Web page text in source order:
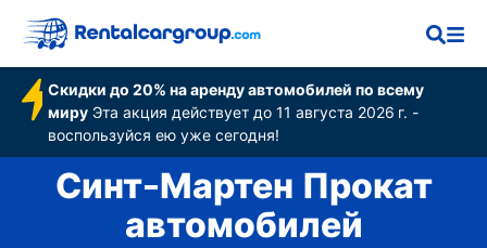
Скидки до 20% на аренду автомобилей по всему
мируЭта акция действует до 11 августа 2026 г. -
воспользуйся ею уже сегодня!
Синт-Мартен Прокат
автомобилей